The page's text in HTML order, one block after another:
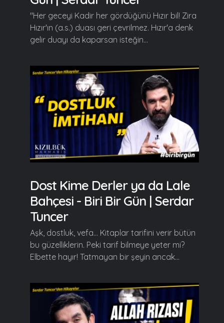
"Her geceyi Kadir her gördüğünü Hızır bil! Zira
Hızır'ın (a.s.) duası geri çevrilmez. Hızır'a denk
gelir duayı da kaparsan isteğin...
Dost Kime Derler ya da Lale
Bahçesi - Biri Bir Gün | Serdar
Tuncer
Aşk, dostluk, vefa... Kitaplar tarifini verir bütün
bu güzelliklerin. Peki tarif bilmeye yeter mi?
Elbette hayır! Tatmayan bir şeyin ancak...